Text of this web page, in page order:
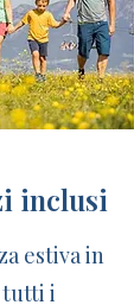
inclusi
estiva in
tutti i